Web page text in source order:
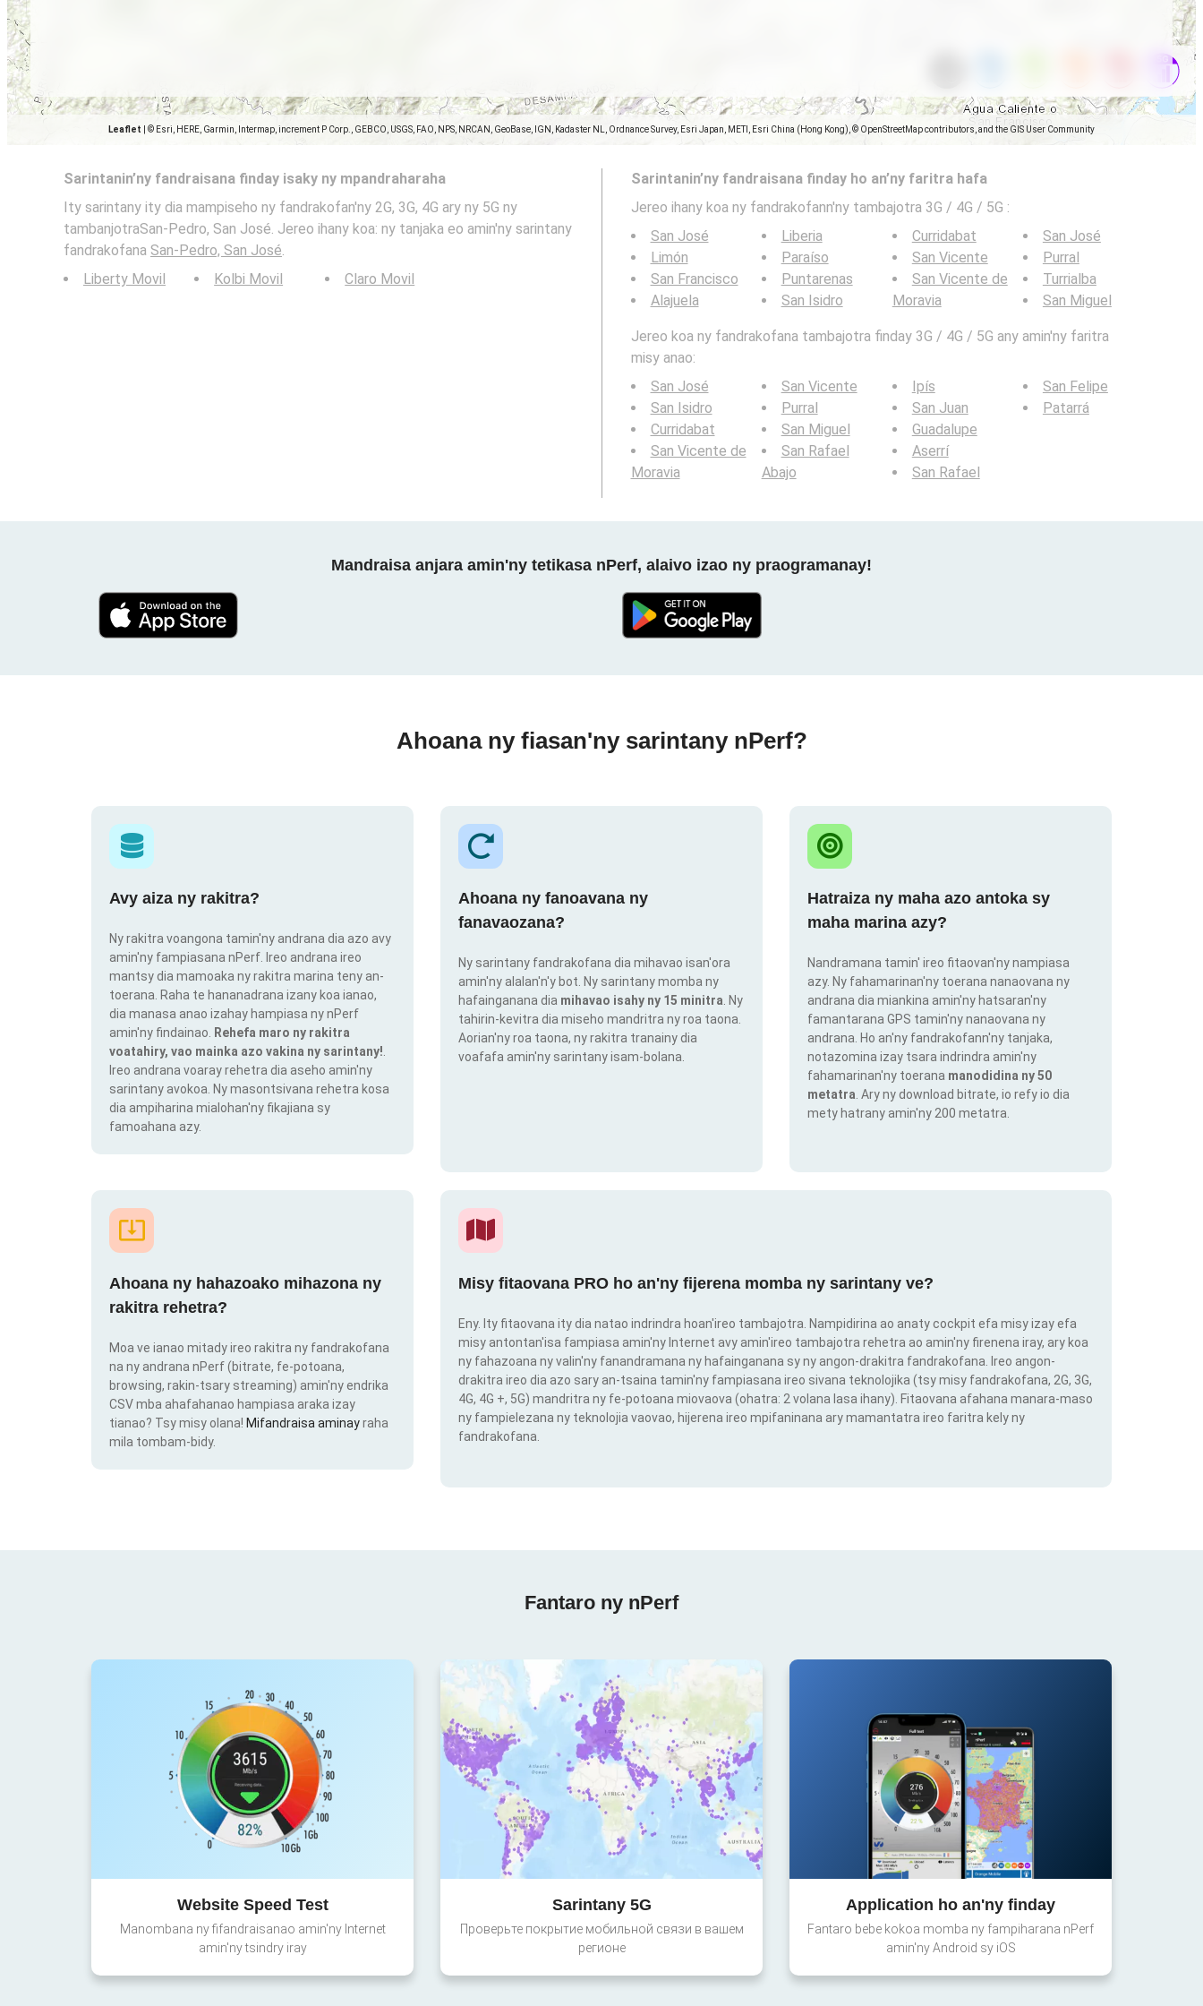
Leaflet © Esri, HERE, Garmin, Intermap, increment P Corp., GEBCO, USGS, FAO, NPS, NRCAN, GeoBase, IGN, Kadaster NL, Ordnance Survey, Esri Japan, METI, Esri China (Hong Kong), © OpenStreetMap contributors, and the GIS User Community
Sarintanin’ny fandraisana finday isaky ny mpandraharaha
Ity sarintany ity dia mampiseho ny fandrakofan'ny 2G, 3G, 4G ary ny 5G ny
tambanjotraSan-Pedro, San José. Jereo ihany koa: ny tanjaka eo amin'ny sarintany
fandrakofana San-Pedro, San José.
Liberty Movil
Kolbi Movil Claro Movil
Sarintanin’ny fandraisana finday ho an’ny faritra hafa
Jereo ihany koa ny fandrakofann'ny tambajotra 3G / 4G / 5G :
San José
Limón
San Francisco
Alajuela
Liberia
Paraíso
Puntarenas
San Isidro
Curridabat
San Vicente
San Vicente de
Moravia
San José
Purral
Turrialba
San Miguel
Jereo koa ny fandrakofana tambajotra finday 3G / 4G / 5G any amin'ny faritra
misy anao:
San José
San Isidro
Curridabat
San Vicente de
Moravia
San Vicente
Purral
San Miguel
San Rafael
Abajo
Ipís
San Juan
Guadalupe
Aserrí
San Rafael
San Felipe
Patarrá
Mandraisa anjara amin'ny tetikasa nPerf, alaivo izao ny praogramanay!
Ahoana ny fiasan'ny sarintany nPerf?
Avy aiza ny rakitra?
Ny rakitra voangona tamin'ny andrana dia azo avy
amin'ny fampiasana nPerf. Ireo andrana ireo
mantsy dia mamoaka ny rakitra marina teny an-
toerana. Raha te hananadrana izany koa ianao,
dia manasa anao izahay hampiasa ny nPerf
amin'ny findainao.
Rehefa maro ny rakitra
voatahiry, vao mainka azo vakina ny sarintany!
Ireo andrana voaray rehetra dia aseho amin'ny
sarintany avokoa. Ny masontsivana rehetra kosa
dia ampiharina mialohan'ny fikajiana sy
famoahana azy.
Ahoana ny fanoavana ny
fanavaozana?
Ny sarintany fandrakofana dia mihavao isan'ora
amin'ny alalan'n'y bot. Ny sarintany momba ny
hafainganana dia mihavao isahy ny 15 minitra . Ny
tahirin-kevitra dia miseho mandritra ny roa taona.
Aorian'ny roa taona, ny rakitra tranainy dia
voafafa amin'ny sarintany isam-bolana.
Hatraiza ny maha azo antoka sy
maha marina azy?
Nandramana tamin' ireo fitaovan'ny nampiasa
azy. Ny fahamarinan'ny toerana nanaovana ny
andrana dia miankina amin'ny hatsaran'ny
famantarana GPS tamin'ny nanaovana ny
andrana. Ho an'ny fandrakofann'ny tanjaka,
notazomina izay tsara indrindra amin'ny
fahamarinan'ny toerana manodidina ny 50
metatra . Ary ny download bitrate, io refy io dia
mety hatrany amin'ny 200 metatra.
Ahoana ny hahazoako mihazona ny
rakitra rehetra?
Moa ve ianao mitady ireo rakitra ny fandrakofana
na ny andrana nPerf (bitrate, fe-potoana,
browsing, rakin-tsary streaming) amin'ny endrika
CSV mba ahafahanao hampiasa araka izay
tianao? Tsy misy olana! Mifandraisa aminayraha
mila tombam-bidy.
Misy fitaovana PRO ho an'ny fijerena momba ny sarintany ve?
Eny. Ity fitaovana ity dia natao indrindra hoan'ireo tambajotra. Nampidirina ao anaty cockpit efa misy izay efa
misy antontan'isa fampiasa amin'ny Internet avy amin'ireo tambajotra rehetra ao amin'ny firenena iray, ary koa
ny fahazoana ny valin'ny fanandramana ny hafainganana sy ny angon-drakitra fandrakofana. Ireo angon-
drakitra ireo dia azo sary an-tsaina tamin'ny fampiasana ireo sivana teknolojika (tsy misy fandrakofana, 2G, 3G,
4G, 4G +, 5G) mandritra ny fe-potoana miovaova (ohatra: 2 volana lasa ihany). Fitaovana afahana manara-maso
ny fampielezana ny teknolojia vaovao, hijerena ireo mpifaninana ary mamantatra ireo faritra kely ny
fandrakofana.
Fantaro ny nPerf
Website Speed Test
Manombana ny fifandraisanao amin'ny Internet
amin'ny tsindry iray
Sarintany 5G
Проверьте покрытие мобильной связи в вашем
регионе
Application ho an'ny finday
Fantaro bebe kokoa momba ny fampiharana nPerf
amin'ny Android sy iOS